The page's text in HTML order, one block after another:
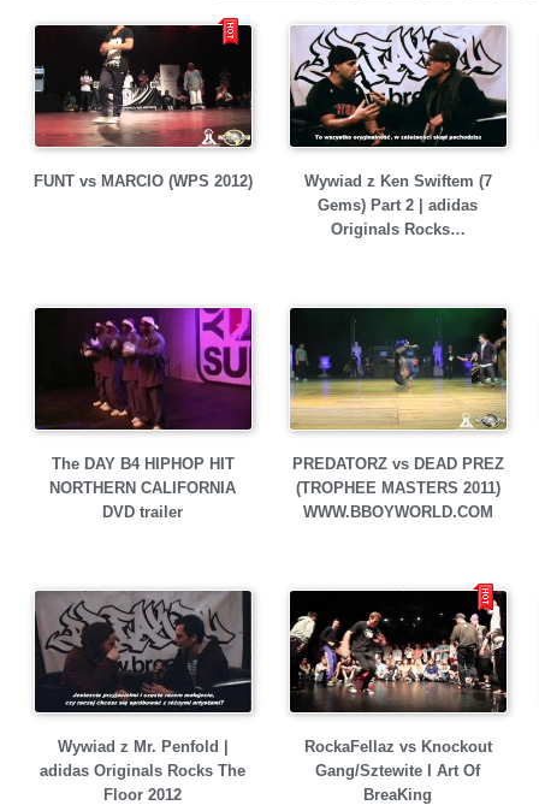
FUNT vs MARCIO (WPS 2012)
Wywiad z Ken Swiftem (7
Gems) Part 2 | adidas
Originals Rocks…
The DAY B4 HIPHOP HIT
NORTHERN CALIFORNIA
DVD trailer
PREDATORZ vs DEAD PREZ
(TROPHEE MASTERS 2011)
WWW.BBOYWORLD.COM
Wywiad z Mr. Penfold |
adidas Originals Rocks The
Floor 2012
RockaFellaz vs Knockout
Gang/Sztewite I Art Of
BreaKing